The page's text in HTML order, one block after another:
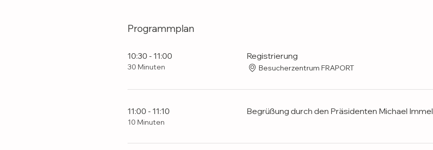
Programmplan
10:30 - 11:00
30 Minuten
Registrierung
Besucherzentrum FRAPORT
11:00 - 11:10
10 Minuten
Begrüßung durch den Präsidenten Michael Immel